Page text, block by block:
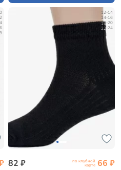
8
12-14
14-16
18-20
22-24
82 ₽ по клубной
карте 66 ₽